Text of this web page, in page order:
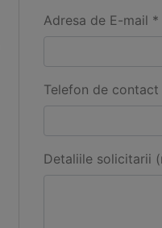
Adresa de E-mail *
Telefon de contact
Detaliile solicitarii